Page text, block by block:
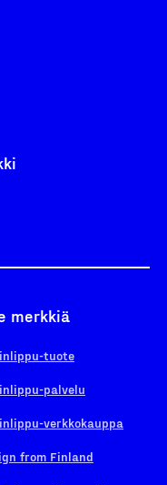
merkkiä
tuote
palvelu
verkkokauppa
from Finland